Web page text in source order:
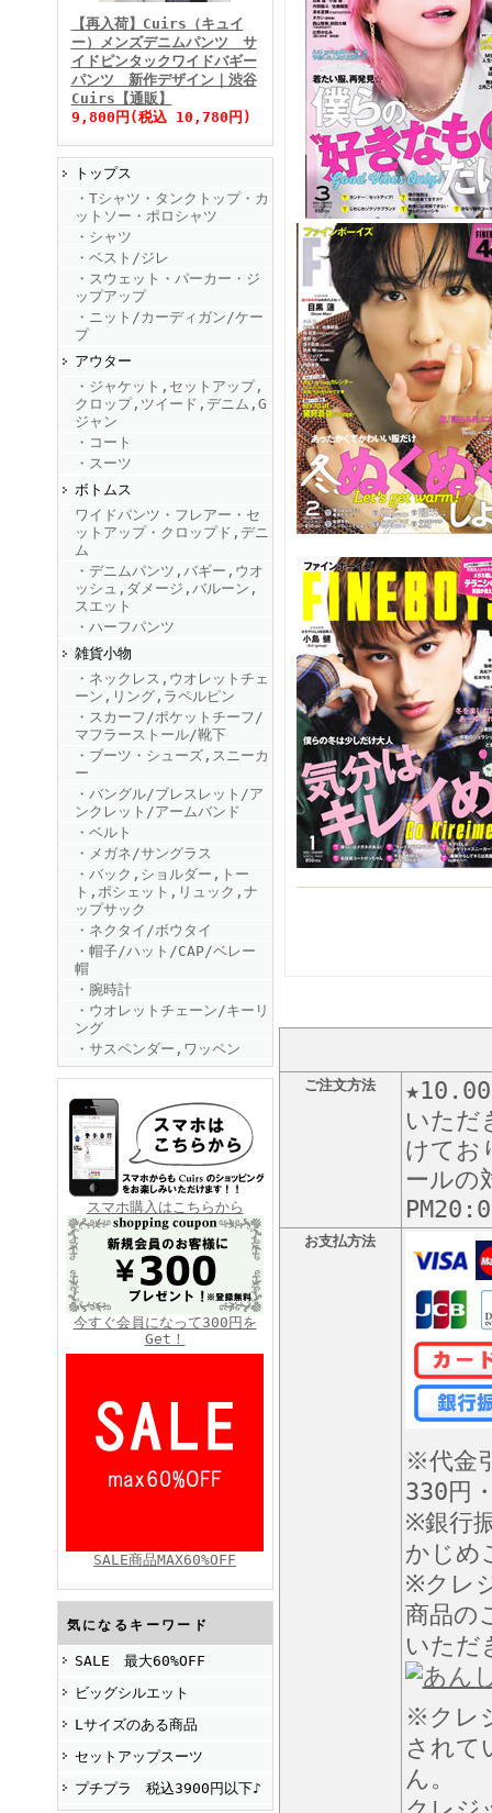
FINEBOYS2025年10月号
FINEBOYS2025年9月号
FINEBOYS2025年8月号
FINEBOYS2025年7月号
FINEBOYS2025年6月号
FINEBOYS2025年5月号
FINEBOYS2025年4月号
【再入荷】Cuirs（キュイ
ー）メンズデニムパンツ サ
イドピンタックワイドバギー
パンツ 新作デザイン｜渋谷
Cuirs【通販】
9,800円(税込 10,780円)
トップス
・Tシャツ・タンクトップ・カ
ットソー・ポロシャツ
・シャツ
・ベスト/ジレ
・スウェット・パーカー・ジ
ップアップ
・ニット/カーディガン/ケー
プ
アウター
・ジャケット,セットアップ,
クロップ,ツイード,デニム,G
ジャン
・コート
・スーツ
ボトムス
ワイドパンツ・フレアー・セ
ットアップ・クロップド,デニ
ム
・デニムパンツ,バギー,ウオ
ッシュ,ダメージ,バルーン,
スエット
・ハーフパンツ
雑貨小物
・ネックレス,ウオレットチェ
ーン,リング,ラペルピン
・スカーフ/ポケットチーフ/
マフラーストール/靴下
・ブーツ・シューズ,スニーカ
ー
・バングル/ブレスレット/ア
ンクレット/アームバンド
・ベルト
・メガネ/サングラス
・バック,ショルダー,トー
ト,ポシェット,リュック,ナ
ップサック
・ネクタイ/ボウタイ
・帽子/ハット/CAP/ベレー
帽
・腕時計
・ウオレットチェーン/キーリ
ング
・サスペンダー,ワッペン
スマホ購入はこちらから
今すぐ会員になって300円を
Get！
SALE商品MAX60%OFF
気になるキーワード
SALE 最大60%OFF
ビッグシルエット
Lサイズのある商品
セットアップスーツ
プチプラ 税込3900円以下♪
ご注文方法
いただ
けてお
ールの
お支払方法
※代金
330円
※銀行
かじめ
※クレ
商品の
いただ
※クレ
されて
ん。